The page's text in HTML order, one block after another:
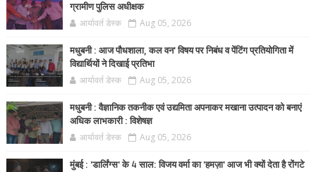
ग्रामीण पुलिस अधीक्षक
आर्यावर्त डेस्क Aug 05, 2026
मधुबनी : आज पौधशाला, कल वन' विषय पर निबंध व पेंटिंग प्रतियोगिता में
विद्यार्थियों ने दिखाई प्रतिभा
आर्यावर्त डेस्क Aug 05, 2026
मधुबनी : वैज्ञानिक तकनीक एवं उद्यमिता अपनाकर मखाना उत्पादन को बनाएं
अधिक लाभकारी : विशेषज्ञ
आर्यावर्त डेस्क Aug 05, 2026
मुंबई : 'डार्लिंग्स' के 4 साल: विजय वर्मा का 'हमज़ा' आज भी क्यों देता है रोंगटे